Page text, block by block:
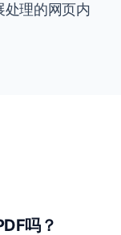
处理的网页内
吗？